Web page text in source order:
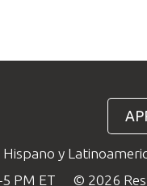
y
PM ET
© 2026